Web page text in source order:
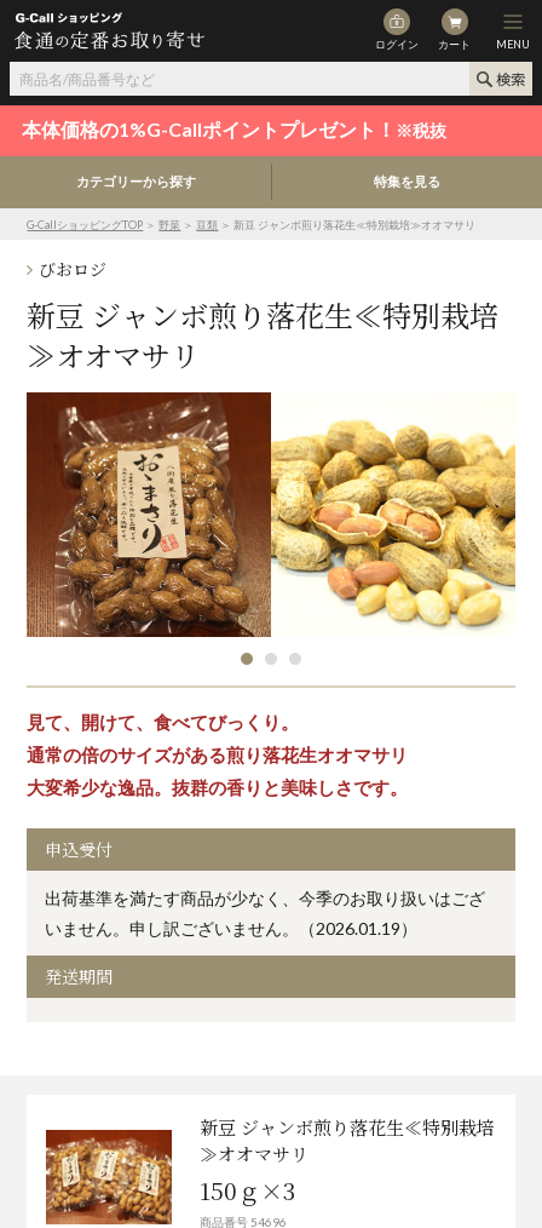
ログイン カート MENU
本体価格の1%G-Callポイントプレゼント！ ※税抜
カテゴリーから探す 特集を見る
G-CallショッピングTOP ＞野菜 ＞ 豆類 ＞ 新豆 ジャンボ煎り落花生≪特別栽培≫オオマサリ
びおロジ
新豆 ジャンボ煎り落花生≪特別栽培
≫オオマサリ
見て、開けて、食べてびっくり。
通常の倍のサイズがある煎り落花生オオマサリ
大変希少な逸品。抜群の香りと美味しさです。
申込受付
出荷基準を満たす商品が少なく、今季のお取り扱いはござ
いません。申し訳ございません。（2026.01.19）
発送期間
新豆 ジャンボ煎り落花生≪特別栽培
≫オオマサリ
150ｇ×3
商品番号 54696